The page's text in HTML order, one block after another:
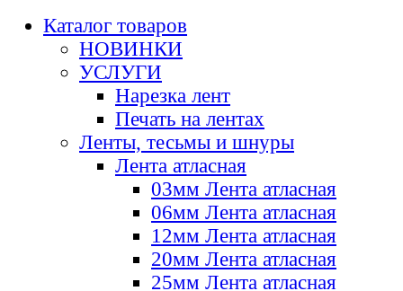
Каталог товаров
НОВИНКИ
УСЛУГИ
Нарезка лент
Печать на лентах
Ленты, тесьмы и шнуры
Лента атласная
03мм Лента атласная
06мм Лента атласная
12мм Лента атласная
20мм Лента атласная
25мм Лента атласная